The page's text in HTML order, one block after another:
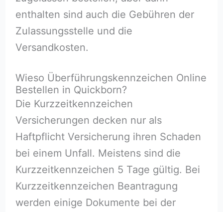
enthalten sind auch die Gebühren der
Zulassungsstelle und die
Versandkosten.
Wieso Überführungskennzeichen Online
Bestellen in Quickborn?
Die Kurzzeitkennzeichen
Versicherungen decken nur als
Haftpflicht Versicherung ihren Schaden
bei einem Unfall. Meistens sind die
Kurzzeitkennzeichen 5 Tage gültig. Bei
Kurzzeitkennzeichen Beantragung
werden einige Dokumente bei der